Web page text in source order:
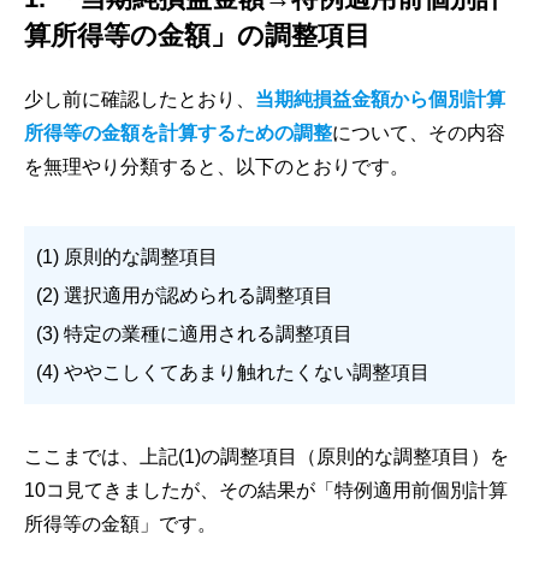
算所得等の金額」の調整項目
少し前に確認したとおり、 当期純損益金額から個別計算
所得等の金額を計算するための調整について、その内容
を無理やり分類すると、以下のとおりです。
(1) 原則的な調整項目
(2) 選択適用が認められる調整項目
(3) 特定の業種に適用される調整項目
(4) ややこしくてあまり触れたくない調整項目
ここまでは、上記(1)の調整項目（原則的な調整項目）を
10コ見てきましたが、その結果が「特例適用前個別計算
所得等の金額」です。